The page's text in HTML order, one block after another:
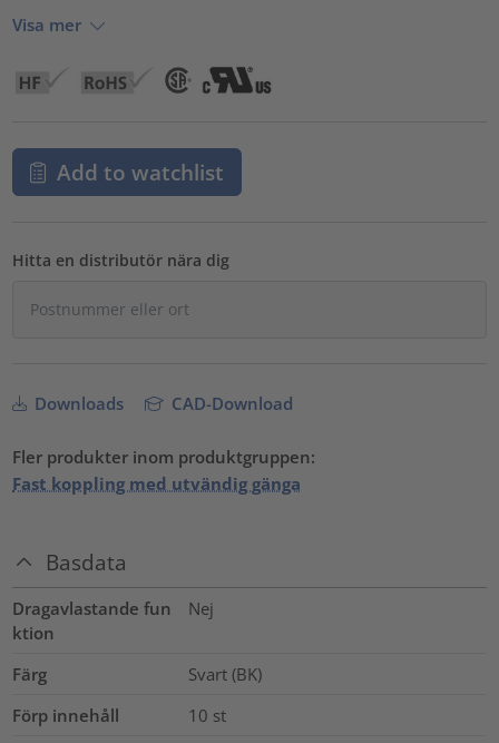
Visa mer
Add to watchlist
Hitta en distributör nära dig
Downloads CAD-Download
Fler produkter inom produktgruppen:
Fast koppling med utvändig gänga
Basdata
Dragavlastande fun
ktion
Nej
Färg
Svart (BK)
Förp innehåll
10 st